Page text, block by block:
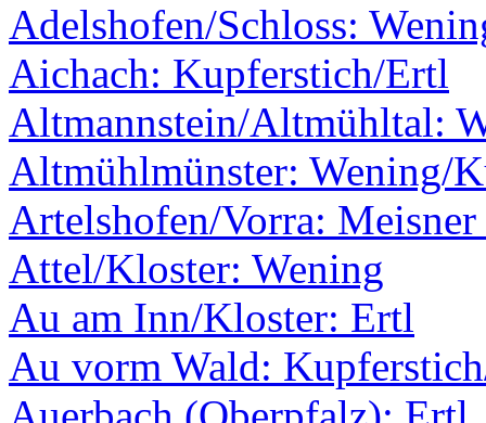
Adelshofen/Schloss:
Aichach: Kupferstich/Ertl
Altmannstein/Altmühltal:
Altmühlmünster: Wening/
Artelshofen/Vorra: Meisner
Attel/Kloster: Wening
Au am Inn/Kloster: Ertl
Au vorm Wald: